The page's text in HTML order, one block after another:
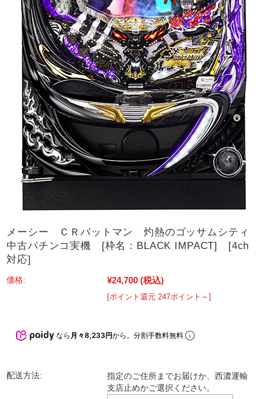
メーシー ＣＲバットマン 灼熱のゴッサムシティ
中古パチンコ実機 [枠名：BLACK IMPACT] [4ch
対応]
価格: ¥24,700 (税込)
[ポイント還元 247ポイント～]
なら 月々8,233円から。分割手数料無料
配送方法:
指定のご住所までお届けか、西濃運輸
支店止めかご選択ください。